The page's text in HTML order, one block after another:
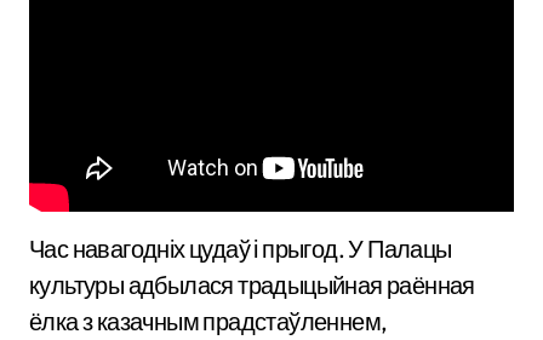
Час навагодніх цудаў і прыгод. У Палацы
культуры адбылася традыцыйная раённая
ёлка з казачным прадстаўленнем,